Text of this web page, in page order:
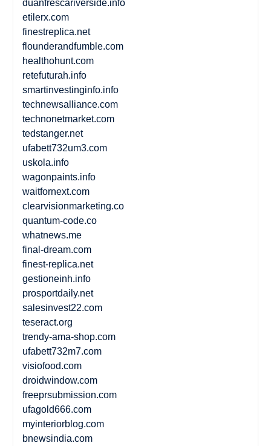
duanfrescariverside.info
etilerx.com
finestreplica.net
flounderandfumble.com
healthohunt.com
retefuturah.info
smartinvestinginfo.info
technewsalliance.com
technonetmarket.com
tedstanger.net
ufabett732um3.com
uskola.info
wagonpaints.info
waitfornext.com
clearvisionmarketing.co
quantum-code.co
whatnews.me
final-dream.com
finest-replica.net
gestioneinh.info
prosportdaily.net
salesinvest22.com
teseract.org
trendy-ama-shop.com
ufabett732m7.com
visiofood.com
droidwindow.com
freeprsubmission.com
ufagold666.com
myinteriorblog.com
bnewsindia.com